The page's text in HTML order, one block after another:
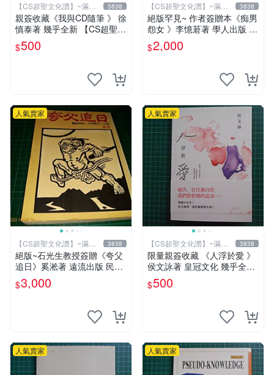
【CS超聖文化讚】~滿千
元送運
3838
親簽收藏《我與CD隨筆 》 徐
慎泰著 幾乎全新 【CS超聖文
化2讚】
$500
【CS超聖文化讚】~滿千
元送運
3838
絕版罕見~ 作者簽贈本《痴男
怨女 》李憶莙著 學人出版 19
90年初版 書側有微斑 【CS
超聖文化讚】
$2,000
人氣賣家
【CS超聖文化讚】~滿千
元送運
3838
絕版~石光生教授簽贈《夸父
追日》奚淞著 遠流出版 民國
70年初版 書側黃斑【CS超聖
文化讚】
$3,000
人氣賣家
【CS超聖文化讚】~滿千
元送運
3838
限量親簽收藏 《人浮於愛 》
侯文詠著 皇冠文化 幾乎全新
【 CS超聖文化2讚】
$500
人氣賣家 人氣賣家